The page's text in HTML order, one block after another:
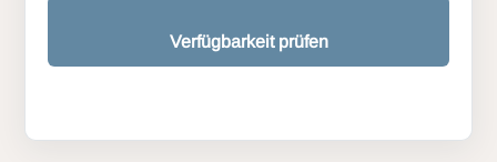
Verfügbarkeit prüfen